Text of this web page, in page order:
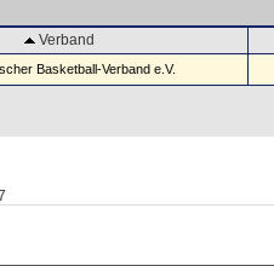
Verband
Basketball-Verband e.V.